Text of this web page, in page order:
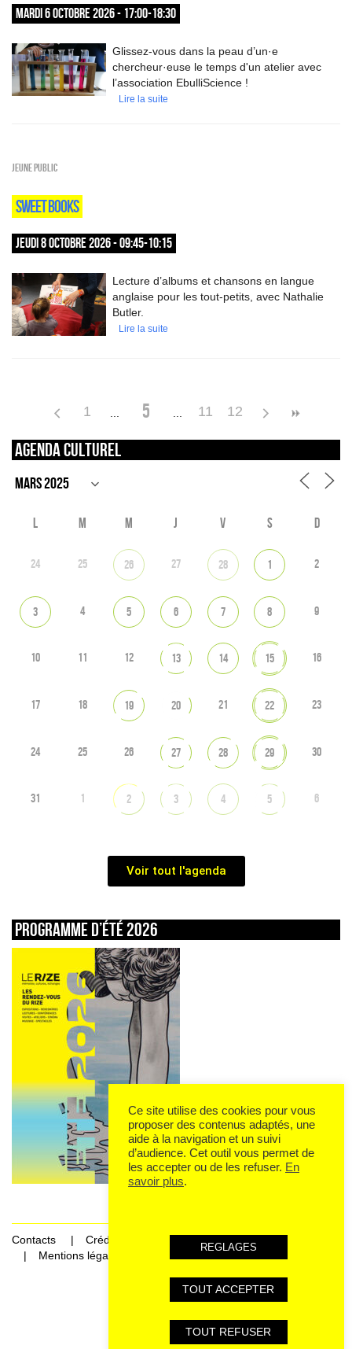
MARDI 6 OCTOBRE 2026 - 17:00-18:30
Glissez-vous dans la peau d’un·e
chercheur·euse le temps d'un atelier avec
l’association EbulliScience !
Lire la suite
Jeune public
SWEET BOOKS
JEUDI 8 OCTOBRE 2026 - 09:45-10:15
Lecture d’albums et chansons en langue
anglaise pour les tout-petits, avec Nathalie
Butler.
Lire la suite
1 5 11 12
Agenda culturel
L M M J V S D
24 25 26 27 28 1 2
3 4 5 6 7 8 9
10 11 12 13 14 15 16
17 18 19 20 21 22 23
24 25 26 27 28 29 30
31 1 2 3 4 5 6
Voir tout l'agenda
Programme d’été 2026
Contacts
Crédits
Mentions légales et données personnelles
Ce site utilise des cookies pour vous
proposer des contenus adaptés, une
aide à la navigation et un suivi
d’audience. Cet outil vous permet de
les accepter ou de les refuser. En
savoir plus.
REGLAGES
TOUT ACCEPTER
TOUT REFUSER